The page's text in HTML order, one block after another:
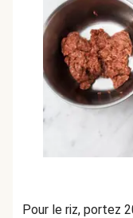
Pour le riz, portez